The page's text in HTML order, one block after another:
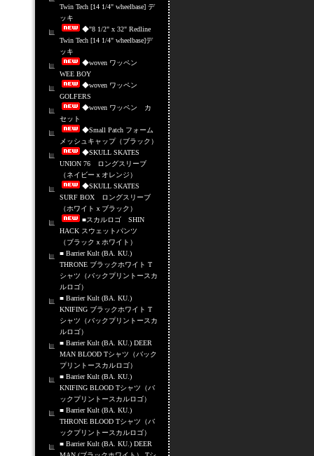
Twin Tech [14 1/4" wheelbase] デ
ッキ
◆"8 1/2" x 32" Redline
Twin Tech [14 1/4" wheelbase]デ
ッキ
◆woven ワッペン
WEE BOY
◆woven ワッペン
GOLFERS
◆woven ワッペン カ
セット
◆Small Patch フォーム
メッシュキャップ（ブラック）
◆SKULL SKATES
UNION 76 ロングスリーブ
（ネイビーｘオレンジ）
◆SKULL SKATES
SURF BOX ロングスリーブ
（ホワイトｘブラック）
■スカルロゴ SHIN
HACK スウェットパンツ
（ブラックｘホワイト）
■ Barrier Kult (BA. KU.)
THRONE ブラックホワイト T
シャツ（バックプリントースカ
ルロゴ）
■ Barrier Kult (BA. KU.)
KNIFING ブラックホワイト T
シャツ（バックプリントースカ
ルロゴ）
■ Barrier Kult (BA. KU.) DEER
MAN BLOOD Tシャツ（バック
プリントースカルロゴ）
■ Barrier Kult (BA. KU.)
KNIFING BLOOD Tシャツ（バ
ックプリントースカルロゴ）
■ Barrier Kult (BA. KU.)
THRONE BLOOD Tシャツ（バ
ックプリントースカルロゴ）
■ Barrier Kult (BA. KU.) DEER